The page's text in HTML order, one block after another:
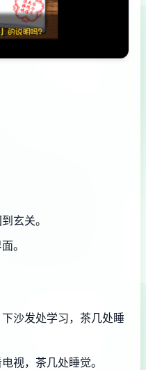
玄关。
。
沙发处学习，茶几处睡
视，茶几处睡觉。